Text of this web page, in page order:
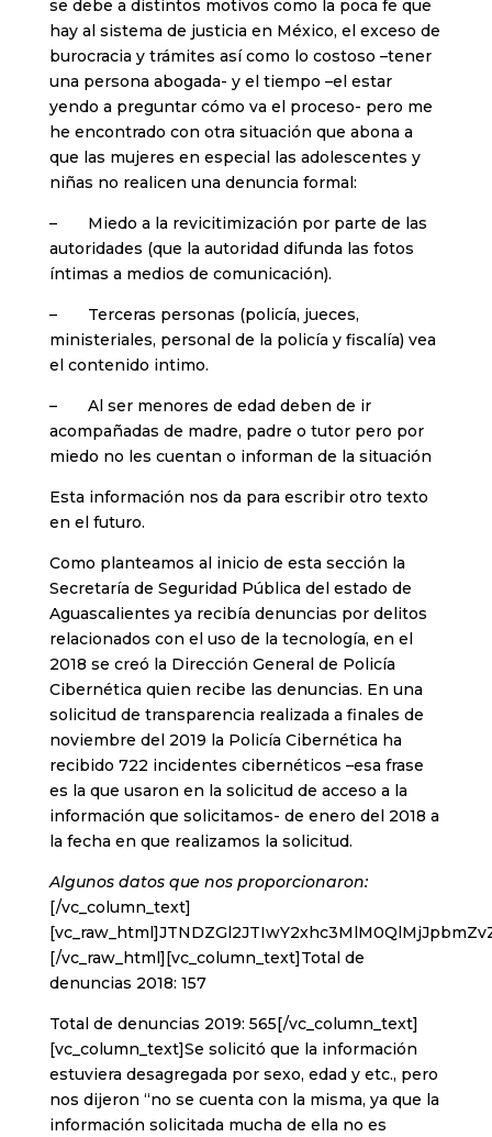
se debe a distintos motivos como la poca fe que
hay al sistema de justicia en México, el exceso de
burocracia y trámites así como lo costoso –tener
una persona abogada- y el tiempo –el estar
yendo a preguntar cómo va el proceso- pero me
he encontrado con otra situación que abona a
que las mujeres en especial las adolescentes y
niñas no realicen una denuncia formal:
– Miedo a la revicitimización por parte de las
autoridades (que la autoridad difunda las fotos
íntimas a medios de comunicación).
– Terceras personas (policía, jueces,
ministeriales, personal de la policía y fiscalía) vea
el contenido intimo.
– Al ser menores de edad deben de ir
acompañadas de madre, padre o tutor pero por
miedo no les cuentan o informan de la situación
Esta información nos da para escribir otro texto
en el futuro.
Como planteamos al inicio de esta sección la
Secretaría de Seguridad Pública del estado de
Aguascalientes ya recibía denuncias por delitos
relacionados con el uso de la tecnología, en el
2018 se creó la Dirección General de Policía
Cibernética quien recibe las denuncias. En una
solicitud de transparencia realizada a finales de
noviembre del 2019 la Policía Cibernética ha
recibido 722 incidentes cibernéticos –esa frase
es la que usaron en la solicitud de acceso a la
información que solicitamos- de enero del 2018 a
la fecha en que realizamos la solicitud.
Algunos datos que nos proporcionaron:
[/vc_column_text]
[/vc_raw_html][vc_column_text]Total de
denuncias 2018: 157
Total de denuncias 2019: 565[/vc_column_text]
[vc_column_text]Se solicitó que la información
estuviera desagregada por sexo, edad y etc., pero
nos dijeron “no se cuenta con la misma, ya que la
información solicitada mucha de ella no es